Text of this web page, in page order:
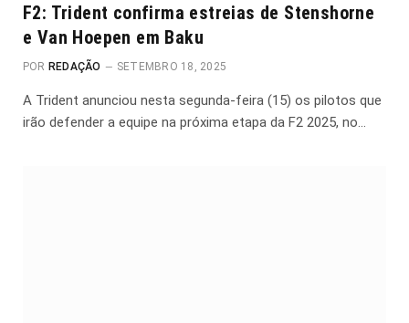
F2: Trident confirma estreias de Stenshorne
e Van Hoepen em Baku
POR REDAÇÃO SETEMBRO 18, 2025
A Trident anunciou nesta segunda-feira (15) os pilotos que
irão defender a equipe na próxima etapa da F2 2025, no…